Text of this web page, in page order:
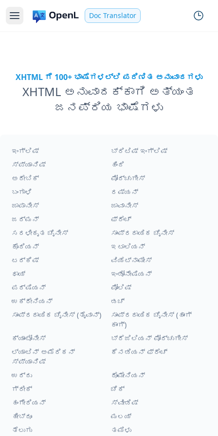
Doc Translator
XHTML ಗೆ 100+ ಭಾಷೆಗಳಲ್ಲಿ ಪರಿಣಿತ ಅನುವಾದಗಳು
XHTML ಅನುವಾದಕ್ಕಾಗಿ ಅತ್ಯಂತ
ಜನಪ್ರಿಯ ಭಾಷೆಗಳು
ಇಂಗ್ಲಿಷ್
ಬ್ರಿಟಿಷ್ ಇಂಗ್ಲಿಷ್
ಸ್ಪ್ಯಾನಿಷ್
ಹಿಂದಿ
ಅರೇಬಿಕ್
ಪೋರ್ಚುಗೀಸ್
ಬಂಗಾಳಿ
ರಷ್ಯನ್
ಜಾಪಾನೀಸ್
ಜಾವಾನೀಸ್
ಜರ್ಮನ್
ಫ್ರೆಂಚ್
ಸರಳೀಕೃತ ಚೈನೀಸ್
ಸಾಂಪ್ರದಾಯಿಕ ಚೈನೀಸ್
ಕೊರಿಯನ್
ಇಟಾಲಿಯನ್
ಟರ್ಕಿಷ್
ವಿಯೆಟ್ನಾಮೀಸ್
ಥಾಯ್
ಇಂಡೋನೇಷಿಯನ್
ಪರ್ಷಿಯನ್
ಪೋಲಿಷ್
ಉಕ್ರೇನಿಯನ್
ಡಚ್
ಸಾಂಪ್ರದಾಯಿಕ ಚೈನೀಸ್ (ತೈವಾನ್)
ಸಾಂಪ್ರದಾಯಿಕ ಚೈನೀಸ್ (ಹಾಂಗ್
ಕಾಂಗ್)
ಕ್ಯಾಂಟೋನೀಸ್
ಬ್ರೆಜಿಲಿಯನ್ ಪೋರ್ಚುಗೀಸ್
ಲ್ಯಾಟಿನ್ ಅಮೆರಿಕನ್
ಸ್ಪ್ಯಾನಿಷ್
ಕೆನಡಿಯನ್ ಫ್ರೆಂಚ್
ಉರ್ದು
ರೊಮೇನಿಯನ್
ಗ್ರೀಕ್
ಚೆಕ್
ಹಂಗೇರಿಯನ್
ಸ್ವೀಡಿಷ್
ಹೀಬ್ರೂ
ಮಲಯ್
ತೆಲುಗು
ತಮಿಳು